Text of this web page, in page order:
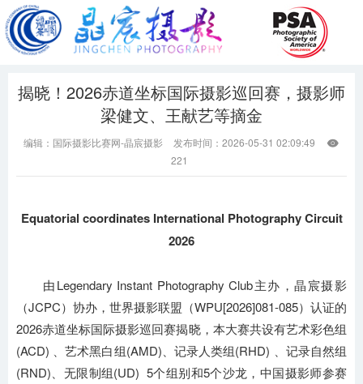
揭晓！2026赤道坐标国际摄影巡回赛，摄影师
梁健文、王献艺等摘金
编辑：国际摄影比赛网-晶宸摄影 发布时间：2026-05-31 02:09:49 
221
Equatorial coordinates International Photography Circuit
2026
由Legendary Instant Photography Club主办，晶宸摄影
（JCPC）协办，世界摄影联盟（WPU[2026]081-085）认证的
2026赤道坐标国际摄影巡回赛揭晓，本大赛共设有艺术彩色组
(ACD) 、艺术黑白组(AMD)、记录人类组(RHD) 、记录自然组
(RND)、无限制组(UD) 5个组别和5个沙龙，中国摄影师参赛